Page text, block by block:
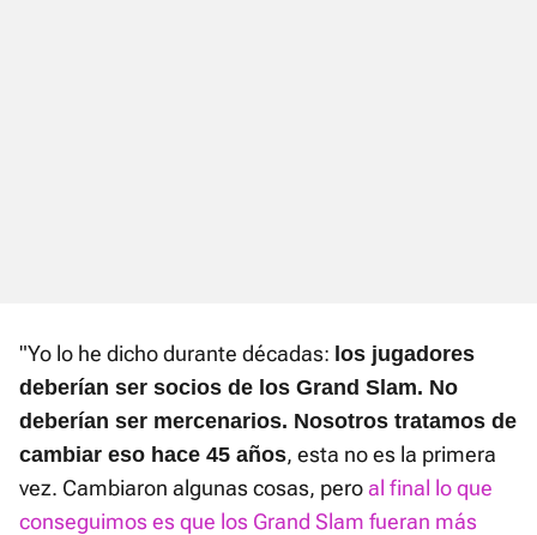
"Yo lo he dicho durante décadas: los jugadores
deberían ser socios de los Grand Slam. No
deberían ser mercenarios. Nosotros tratamos de
cambiar eso hace 45 años, esta no es la primera
vez. Cambiaron algunas cosas, peroal final lo que
conseguimos es que los Grand Slam fueran más